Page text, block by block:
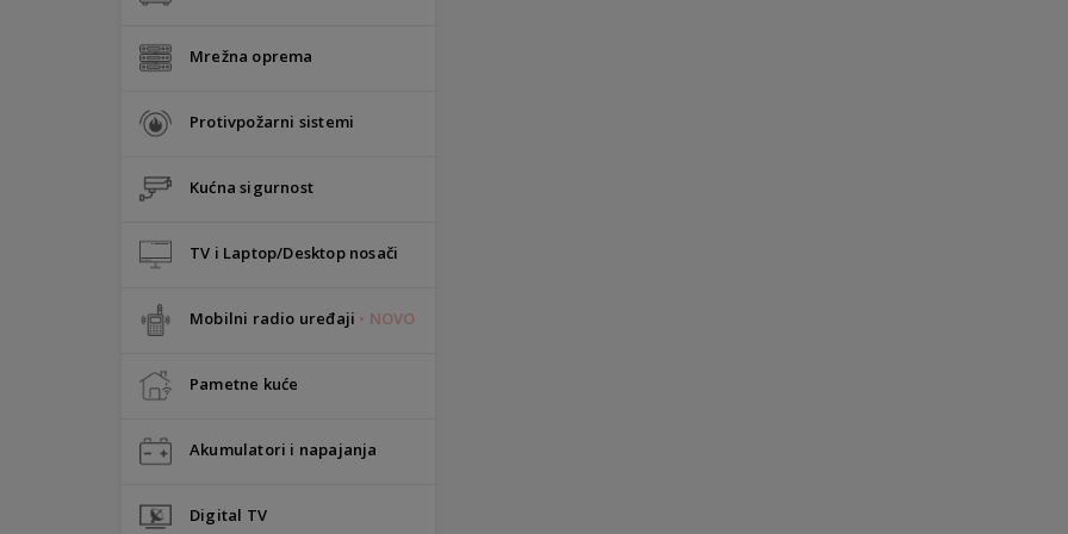
Mrežna oprema
Protivpožarni sistemi
Kućna sigurnost
TV i Laptop/Desktop nosači
Mobilni radio uređaji • NOVO
Pametne kuće
Akumulatori i napajanja
Digital TV